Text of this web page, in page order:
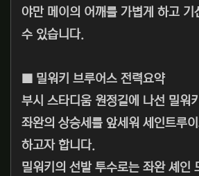
야만 메이의 어깨를 가볍게 하고 기
수 있습니다.
■ 밀워키 브루어스 전력요약
부시 스타디움 원정길에 나선 밀워
좌완의 상승세를 앞세워 세인트루
하고자 합니다.
밀워키의 선발 투수로는 좌완 셰인